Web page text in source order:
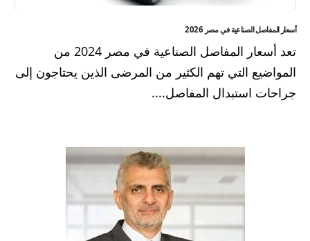
أسعار المفاصل الصناعية في مصر 2026
تعد أسعار المفاصل الصناعية في مصر 2024 من
المواضيع التي تهم الكثير من المرضى الذين يحتاجون إلى
جراحات استبدال المفاصل....